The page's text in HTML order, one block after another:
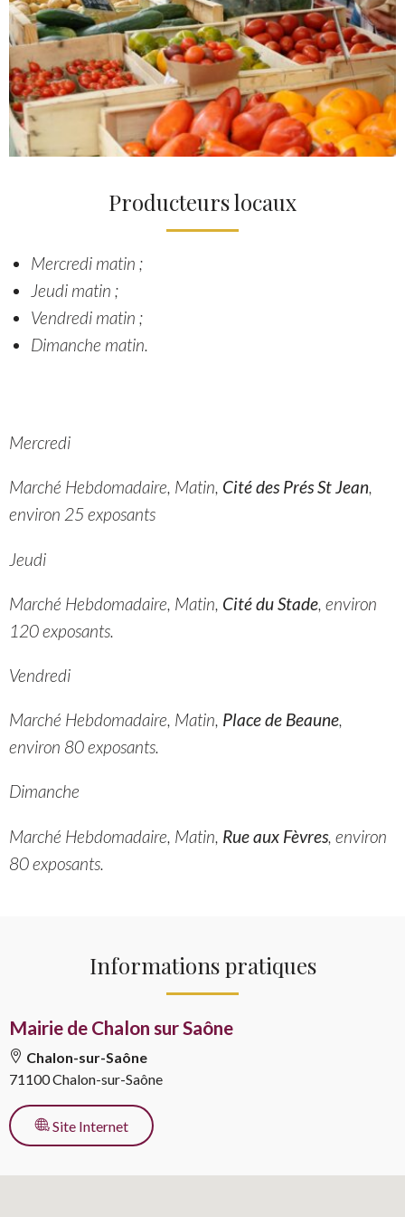
Producteurs locaux
Mercredi matin ;
Jeudi matin ;
Vendredi matin ;
Dimanche matin.
Mercredi
Marché Hebdomadaire, Matin, Cité des Prés St Jean,
environ 25 exposants
Jeudi
Marché Hebdomadaire, Matin, Cité du Stade, environ
120 exposants.
Vendredi
Marché Hebdomadaire, Matin, Place de Beaune,
environ 80 exposants.
Dimanche
Marché Hebdomadaire, Matin, Rue aux Fèvres, environ
80 exposants.
Informations pratiques
Mairie de Chalon sur Saône
Chalon-sur-Saône
71100 Chalon-sur-Saône
Site Internetpour l’activité